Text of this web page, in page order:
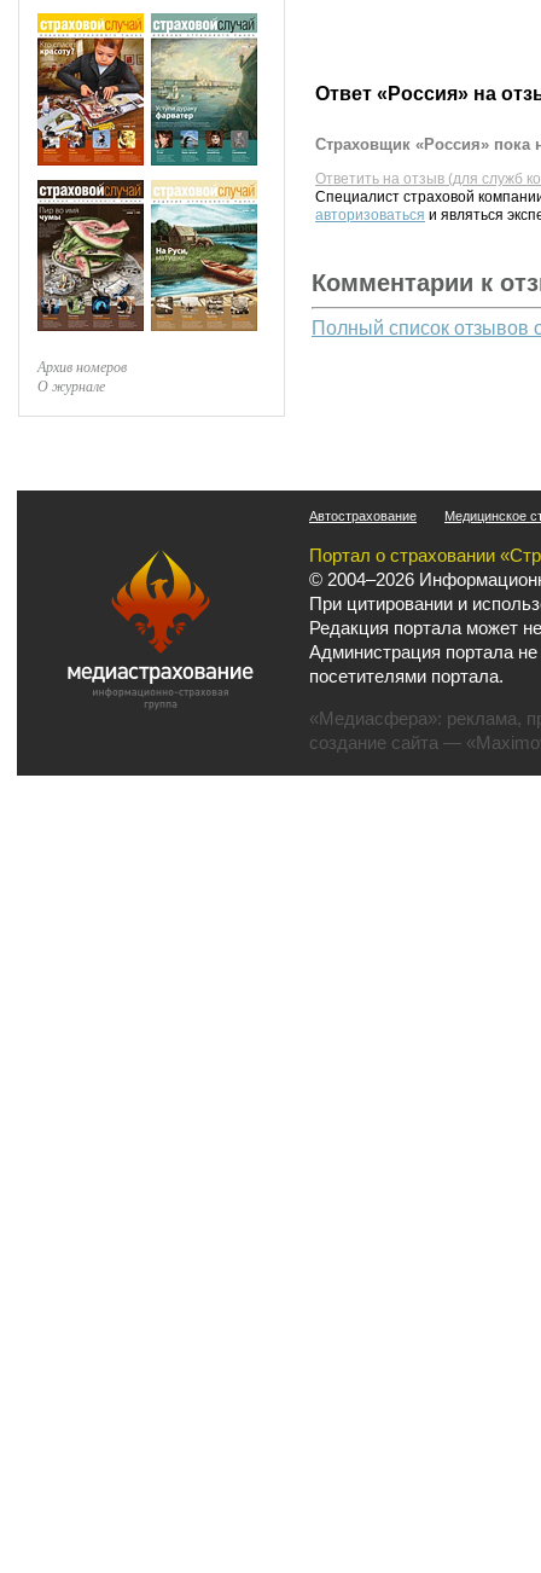
Архив номеров
О журнале
Ответ «Россия» на
Страховщик «Россия» пока
Ответить на отзыв (для служб
Специалист страховой
авторизоваться и являться
Комментарии к
Полный список отзывов
Автострахование Медицинское
Портал о страховании
© 2004–2026
При цитировании и
Редакция портала может
Администрация портала
посетителями портала.
«Медиасфера»: реклама,
создание сайта —